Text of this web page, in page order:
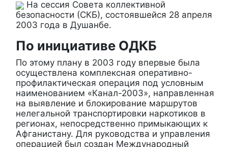
На сессия Совета коллективной
безопасности (СКБ), состоявшейся 28 апреля
2003 года в Душанбе.
По инициативе ОДКБ
По этому плану в 2003 году впервые была
осуществлена комплексная оперативно-
профилактическая операция под условным
наименованием «Канал-2003», направленная
на выявление и блокирование маршрутов
нелегальной транспортировки наркотиков в
регионах, непосредственно примыкающих к
Афганистану. Для руководства и управления
операцией был создан Международный